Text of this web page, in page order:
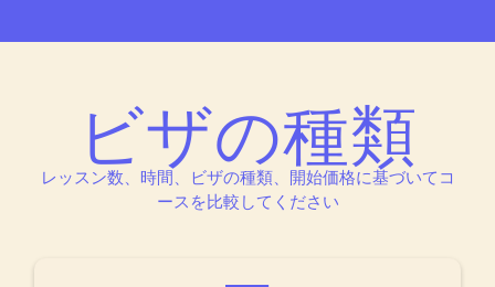
ビザの種類
レッスン数、時間、ビザの種類、開始価格に基づいてコ
ースを比較してください